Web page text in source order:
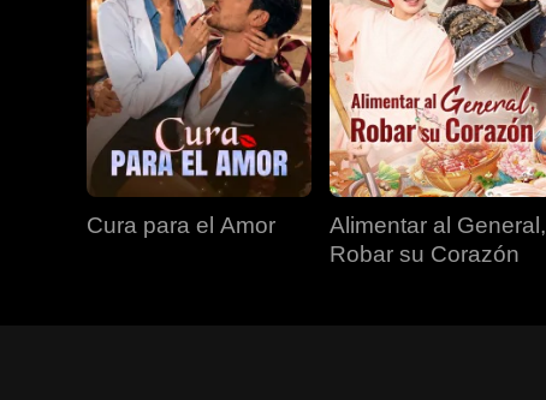
Cura para el Amor
Alimentar al General,
Robar su Corazón